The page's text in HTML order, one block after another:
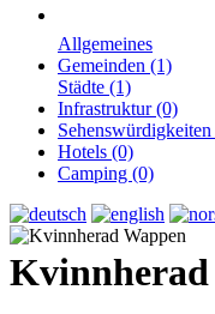
Allgemeines
Gemeinden (1)
Städte (1)
Infrastruktur (0)
Hotels (0)
Camping (0)
Kvinnherad